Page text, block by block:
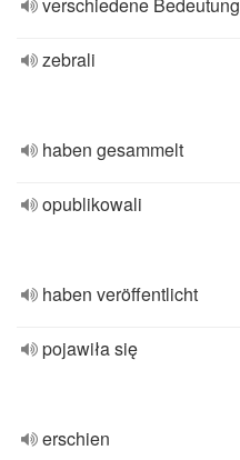
zebrali
haben gesammelt
opublikowali
haben veröffentlicht
pojawiła się
erschien